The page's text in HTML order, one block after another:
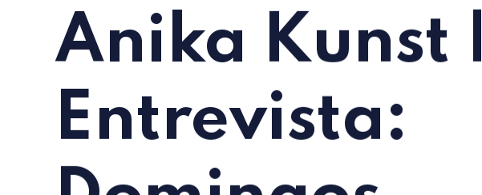
Anika Kunst |
Entrevista: